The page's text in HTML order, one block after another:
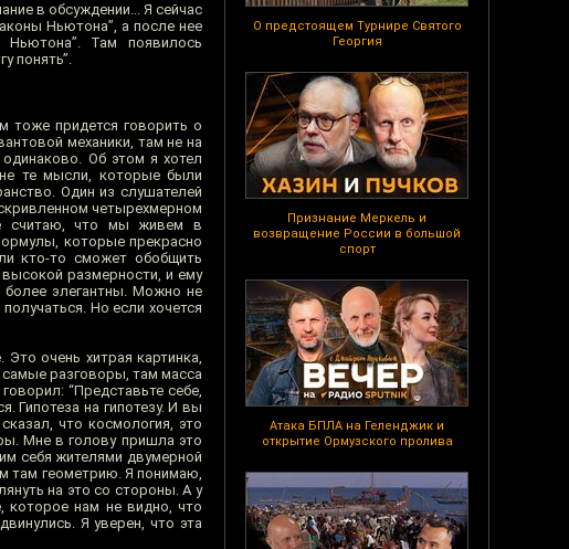
О предстоящем Турнире Святого
Георгия
Признание Меркель и
возвращение России в большой
спорт
Атака БПЛА на Геленджик и
открытие Ормузского пролива
в обсуждении... Я сейчас
Ньютона”, а после нее
Там появилось
понять”.
тоже придется говорить о
механики, там не на
Об этом я хотел
те мысли, которые были
Один из слушателей
четырехмерном
считаю, что мы живем в
которые прекрасно
кто-то сможет обобщить
размерности, и ему
более элегантны. Можно не
Но если хочется
очень хитрая картинка,
самые разговоры, там масса
“Представьте себе,
Гипотеза на гипотезу. И вы
что космология, это
Мне в голову пришла это
себя жителями двумерной
там геометрию. Я понимаю,
на это со стороны. А у
которое нам не видно, что
Я уверен, что эта